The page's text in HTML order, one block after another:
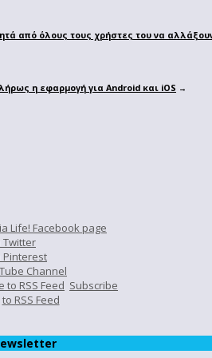
από όλους τους χρήστες του να
η εφαρμογή για Android και iOS →
Subscribe
to RSS Feed